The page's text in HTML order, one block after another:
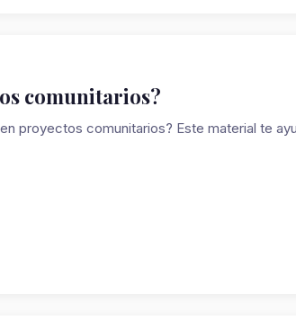
comunitarios?
proyectos comunitarios? Este material te